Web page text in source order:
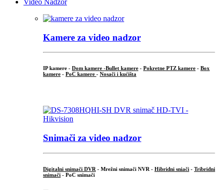
Kamere za video nadzor
IP kamere - Dom kamere -Bullet kamere - Pokretne PTZ kamere - Box
kamere - PoC kamere - Nosači i kućišta
Snimači za video nadzor
Digitalni snimači DVR - Mrežni snimači NVR - Hibridni sniači - Tribridni
snimači - PoC snimači